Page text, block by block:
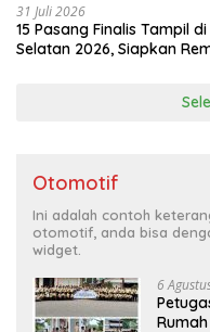
31 Juli 2026
15 Pasang Finalis Tampil
Selatan 2026, Siapkan
Otomotif
Ini adalah contoh
otomotif, anda bisa
widget.
6
Rumah